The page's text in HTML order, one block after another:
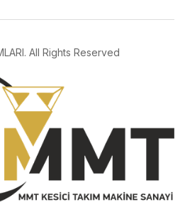
All Rights Reserved